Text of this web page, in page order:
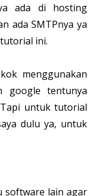
ada di hosting
ada SMTPnya ya
ini.
menggunakan
google tentunya
untuk tutorial
dulu ya, untuk
software lain agar